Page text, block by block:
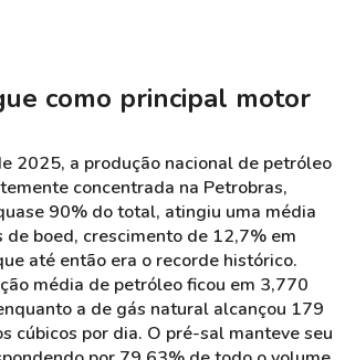
como principal motor
2025, a produção nacional de petróleo
concentrada na Petrobras,
90% do total, atingiu uma média
boed, crescimento de 12,7% em
até então era o recorde histórico.
média de petróleo ficou em 3,770
a de gás natural alcançou 179
cúbicos por dia. O pré-sal manteve seu